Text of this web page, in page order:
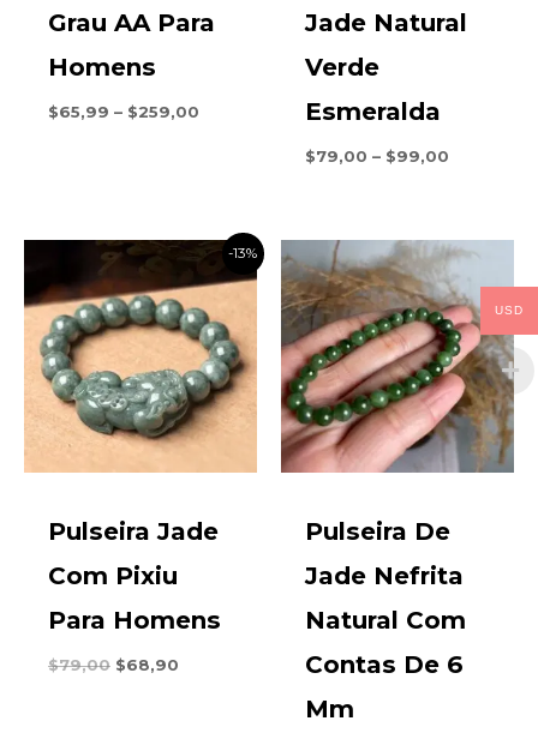
Grau AA Para
Homens
$65,99 – $259,00
Jade Natural
Verde
Esmeralda
$79,00 – $99,00
através
$99,00
-13%
Pulseira Jade
Com Pixiu
Para Homens
$79,00 O
$68,90
Pulseira De
Jade Nefrita
Natural Com
Contas De 6
Mm
USD